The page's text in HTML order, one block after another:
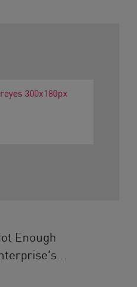
Enough